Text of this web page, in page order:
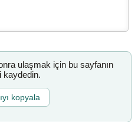
ulaşmak için bu sayfanın
kaydedin.
kopyala